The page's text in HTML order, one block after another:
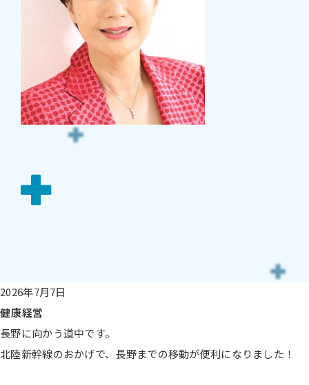
2026年7月7日
健康経営
長野に向かう道中です。
北陸新幹線のおかげで、長野までの移動が便利になりました！